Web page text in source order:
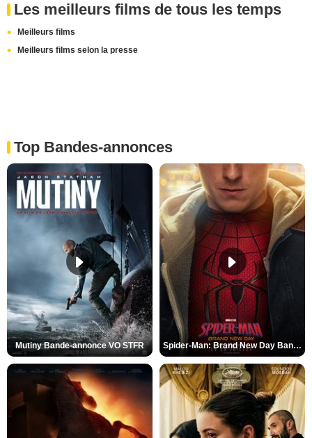
Les meilleurs films de tous les temps
Meilleurs films
Meilleurs films selon la presse
Top Bandes-annonces
Mutiny Bande-annonce VO STFR Spider-Man: Brand New Day Bande-annonce VO STFR